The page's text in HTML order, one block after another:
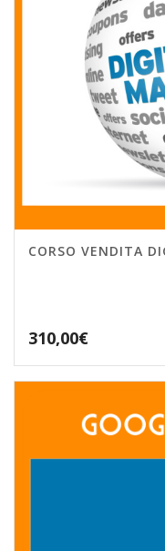
CORSO VENDITA
310,00€